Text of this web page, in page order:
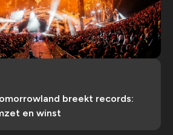
breekt records:
en winst